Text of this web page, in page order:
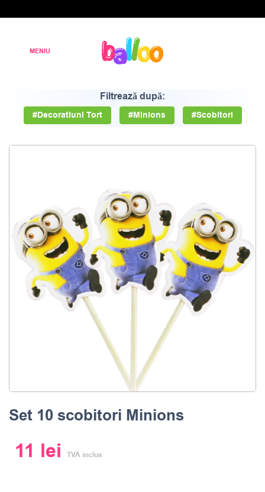
Filtrează după:
#Decoratiuni Tort #Minions #Scobitori
Set 10 scobitori Minions
11 lei TVA inclus